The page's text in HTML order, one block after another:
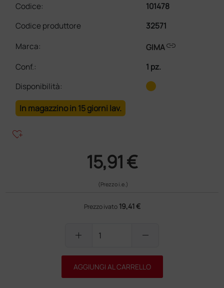
Codice:
101478
Codice produttore
32571
Marca:
GIMAlink
Conf.:
1 pz.
Disponibilità:
In magazzino in 15 giorni lav.
heart_plus
15,91 €
(Prezzo i.e.)
Prezzo ivato 19,41 €
add remove
AGGIUNGI AL CARRELLO